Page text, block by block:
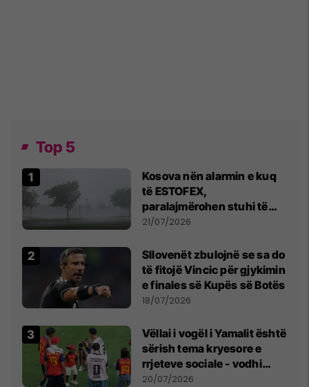
Top 5
Kosova nën alarmin e kuq
të ESTOFEX,
paralajmërohen stuhi të
fuqishme me breshër dhe
21/07/2026
Sllovenët zbulojnë se sa do
të fitojë Vincic për gjykimin
e finales së Kupës së Botës
18/07/2026
Vëllai i vogël i Yamalit është
sërish tema kryesore e
rrjeteve sociale - vodhi
vëmendjen pas finales së
20/07/2026